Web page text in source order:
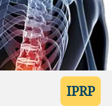
IPRP